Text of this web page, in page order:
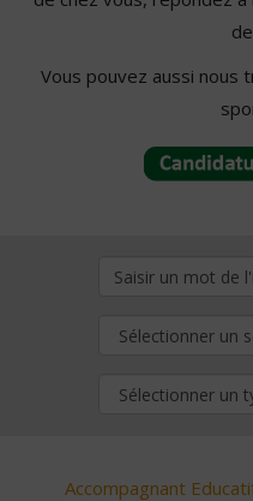
Vous pouvez aussi
Accompagnant